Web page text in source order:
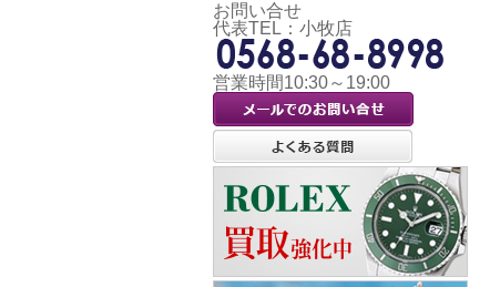
お問い合せ
代表TEL：小牧店
営業時間10:30～19:00